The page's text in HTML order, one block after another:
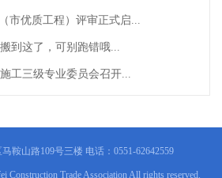
市优质工程）评审正式启...
到这了，可别跑错哦...
工三级专业委员会召开...
鞍山路109号三楼 电话：0551-62642559
Construction Trade Association All rights reserved.